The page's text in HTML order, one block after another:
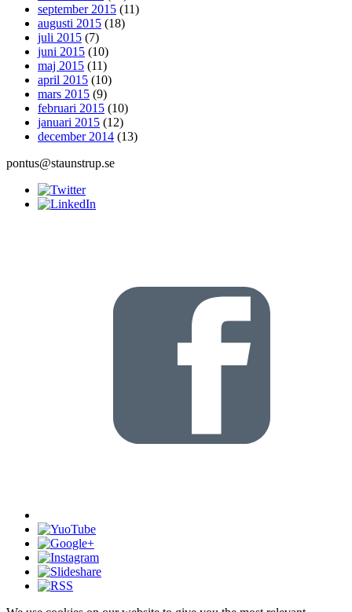
september 2015 (11)
augusti 2015 (18)
juli 2015 (7)
juni 2015 (10)
maj 2015 (11)
april 2015 (10)
mars 2015 (9)
februari 2015 (10)
januari 2015 (12)
december 2014 (13)
pontus@staunstrup.se